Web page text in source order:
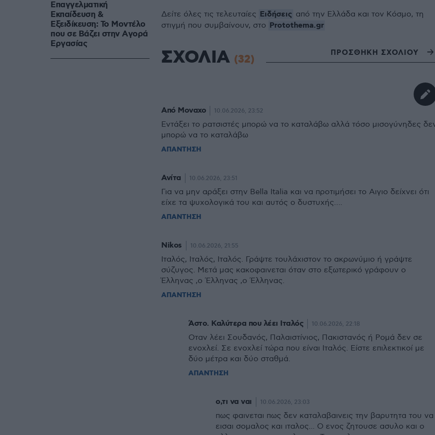
Επαγγελματική
Εκπαίδευση &
Εξειδίκευση: Το Mοντέλο
που σε Bάζει στην Aγορά
Eργασίας
Δείτε όλες τις τελευταίες Ειδήσεις από την Ελλάδα και τον Κόσμο, τη
στιγμή που συμβαίνουν, στο Protothema.gr
ΣΧΟΛΙΑ (32) ΠΡΟΣΘΗΚΗ ΣΧΟΛΙΟΥ
Από Μοναχο 10.06.2026, 23:52
Εντάξει το ρατσιστές μπορώ να το καταλάβω αλλά τόσο μισογύνηδες
μπορώ να το καταλάβω
ΑΠΑΝΤΗΣΗ
Ανίτα 10.06.2026, 23:51
Για να μην αράξει στην Bella Italia και να προτιμήσει το Αιγιο δείχνει ότι
είχε τα ψυχολογικά του και αυτός ο δυστυχής….
ΑΠΑΝΤΗΣΗ
Nikos 10.06.2026, 21:55
Ιταλός, Ιταλός, Ιταλός. Γράψτε τουλάχιστον το ακρωνύμιο ή γράψτε
σύζυγος. Μετά μας κακοφαινεται όταν στο εξωτερικό γράφουν ο
Έλληνας ,ο Έλληνας ,ο Έλληνας.
ΑΠΑΝΤΗΣΗ
Άστο. Καλύτερα που λέει Ιταλός 10.06.2026, 22:18
Οταν λέει Σουδανός, Παλαιστίνιος, Πακιστανός ή Ρομά δεν σε
ενοχλεί. Σε ενοχλεί τώρα που είναι Ιταλός. Είστε επιλεκτικοί με
δύο μέτρα και δύο σταθμά.
ΑΠΑΝΤΗΣΗ
ο,τι να ναι 10.06.2026, 23:03
πως φαινεται πως δεν καταλαβαινεις την βαρυτητα του να
εισαι σομαλος και ιταλος... Ο ενος ζητουσε ασυλο και ο